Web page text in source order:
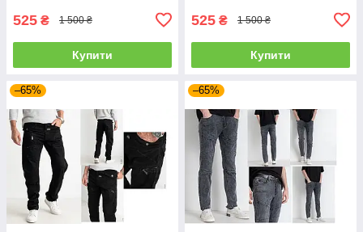
525 ₴ 1 500 ₴
Купити
525 ₴ 1 500 ₴
Купити
–65% –65%